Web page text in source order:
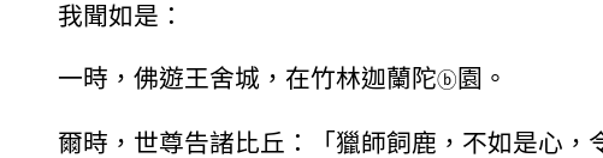
我聞如是：
一時，佛遊王舍城，在竹林迦蘭陀ⓑ 園。
爾時，世尊告諸比丘：「獵師飼鹿，不如是心